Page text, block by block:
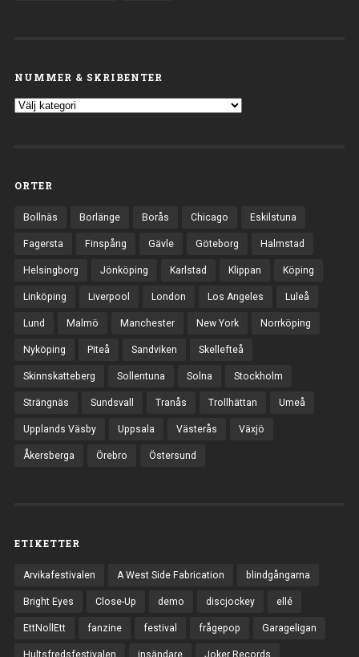
NUMMER & SKRIBENTER
ORTER
Bollnäs Borlänge Borås Chicago Eskilstuna
Fagersta Finspång Gävle Göteborg Halmstad
Helsingborg Jönköping Karlstad Klippan Köping
Linköping Liverpool London Los Angeles Luleå
Lund Malmö Manchester New York Norrköping
Nyköping Piteå Sandviken Skellefteå
Skinnskatteberg Sollentuna Solna Stockholm
Strängnäs Sundsvall Tranås Trollhättan Umeå
Upplands Väsby Uppsala Västerås Växjö
Åkersberga Örebro Östersund
ETIKETTER
Arvikafestivalen A West Side Fabrication blindgångarna
Bright Eyes Close-Up demo discjockey ellé
EttNollEtt fanzine festival frågepop Garageligan
Hultsfredsfestivalen insändare Joker Records